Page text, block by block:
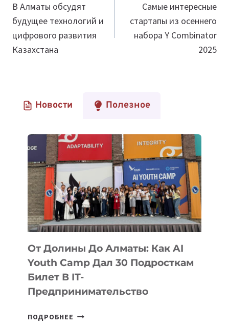
по
записям
В Алматы обсудят
будущее технологий и
цифрового развития
Казахстана
Самые интересные
стартапы из осеннего
набора Y Combinator
2025
Новости Полезное
От Долины До Алматы: Как AI
Youth Camp Дал 30 Подросткам
Билет В IT-
Предпринимательство
ПОДРОБНЕЕ ОТ